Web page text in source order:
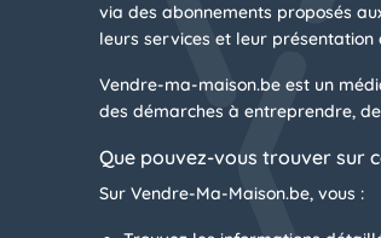
via des abonnements proposés
leurs services et leur présentation
Vendre-ma-maison.be est un
des démarches à entreprendre,
Que pouvez-vous trouver sur
Sur Vendre-Ma-Maison.be, vous :